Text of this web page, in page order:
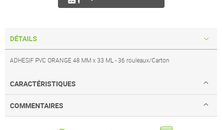
DÉTAILS
ADHESIF PVC ORANGE 48 MM x 33 ML - 36 rouleaux/Carton
CARACTÉRISTIQUES
COMMENTAIRES